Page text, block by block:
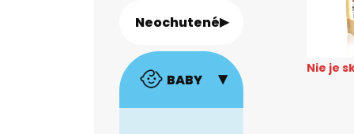
Všetko
Neochutené▸
VšetkoBABY ▸
Nie je